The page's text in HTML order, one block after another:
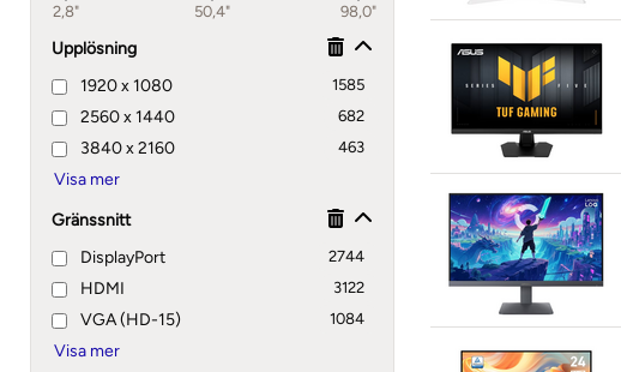
2,8" 50,4" 98,0"
Upplösning
1920 x 1080
1585
2560 x 1440 682
3840 x 2160 463
Gränssnitt
DisplayPort
2744
HDMI 3122
VGA (HD-15) 1084